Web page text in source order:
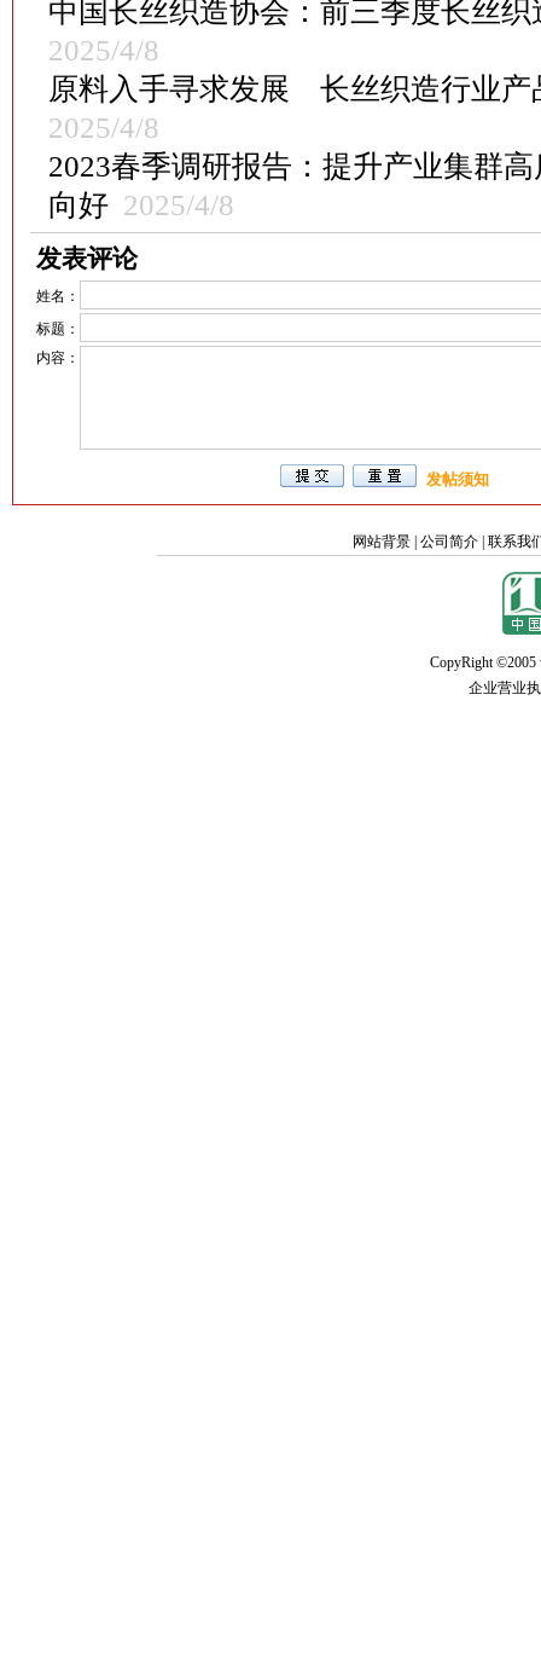
中国长丝织造协会：前三季度长丝
2025/4/8
原料入手寻求发展 长丝织造行业产
2025/4/8
2023春季调研报告：提升产业集群
向好 2025/4/8
发表评论
姓名：
标题：
内容：
发帖须知
网站背景 公司简介 联系我
CopyRight ©2005
企业营业